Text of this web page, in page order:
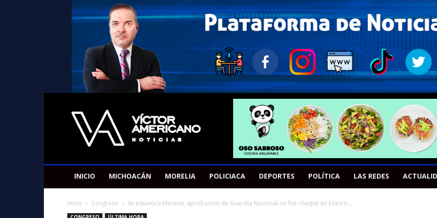
Americano
Victor
INICIO MICHOACÁN MORELIA POLICIACA DEPORTES POLÍTICA LAS REDES
Inicio Congreso Se equivoca Morena, aprobación de Guardia Nacional no fue cheque en blanco...